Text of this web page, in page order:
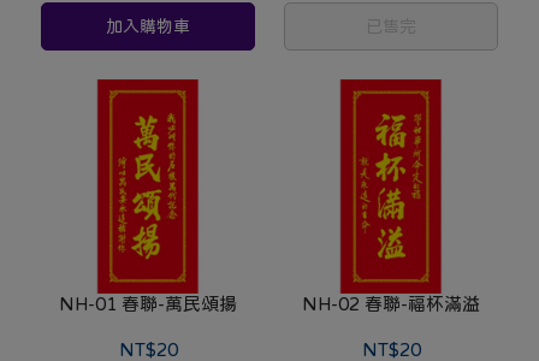
加入購物車 已售完
NH-01 春聯-萬民頌揚
NT$20
NH-02 春聯-福杯滿溢
NT$20